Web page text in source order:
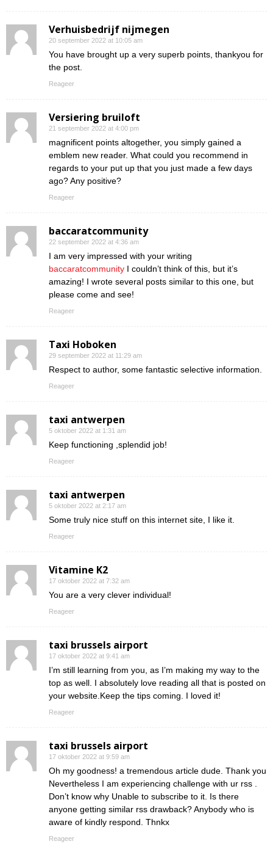
Verhuisbedrijf nijmegen
20 september 2022 at 10:05 am
You have brought up a very superb points, thankyou for
the post.
Reageer
Versiering bruiloft
21 september 2022 at 4:00 pm
magnificent points altogether, you simply gained a
emblem new reader. What could you recommend in
regards to your put up that you just made a few days
ago? Any positive?
Reageer
baccaratcommunity
22 september 2022 at 4:36 am
I am very impressed with your writing
baccaratcommunity I couldn’t think of this, but it’s
amazing! I wrote several posts similar to this one, but
please come and see!
Reageer
Taxi Hoboken
29 september 2022 at 11:29 am
Respect to author, some fantastic selective information.
Reageer
taxi antwerpen
5 oktober 2022 at 1:31 am
Keep functioning ,splendid job!
Reageer
taxi antwerpen
5 oktober 2022 at 2:17 am
Some truly nice stuff on this internet site, I like it.
Reageer
Vitamine K2
17 oktober 2022 at 7:32 am
You are a very clever individual!
Reageer
taxi brussels airport
17 oktober 2022 at 9:41 am
I’m still learning from you, as I’m making my way to the
top as well. I absolutely love reading all that is posted on
your website.Keep the tips coming. I loved it!
Reageer
taxi brussels airport
17 oktober 2022 at 9:59 am
Oh my goodness! a tremendous article dude. Thank you
Nevertheless I am experiencing challenge with ur rss .
Don’t know why Unable to subscribe to it. Is there
anyone getting similar rss drawback? Anybody who is
aware of kindly respond. Thnkx
Reageer